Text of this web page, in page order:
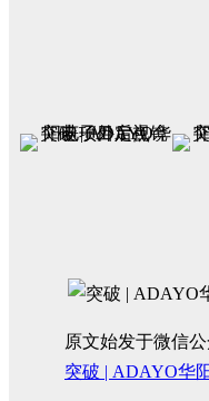
原文始发于微信
突破 | ADAYO华